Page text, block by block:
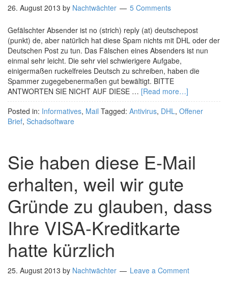
26. August 2013 by Nachtwächter 5 Comments
Gefälschter Absender ist no (strich) reply (at) deutschepost
(punkt) de, aber natürlich hat diese Spam nichts mit DHL oder der
Deutschen Post zu tun. Das Fälschen eines Absenders ist nun
einmal sehr leicht. Die sehr viel schwierigere Aufgabe,
einigermaßen ruckelfreies Deutsch zu schreiben, haben die
Spammer zugegebenermaßen gut bewältigt. BITTE
ANTWORTEN SIE NICHT AUF DIESE … [Read more…]
Posted in: Informatives, Mail Tagged: Antivirus, DHL, Offener
Brief, Schadsoftware
Sie haben diese E-Mail
erhalten, weil wir gute
Gründe zu glauben, dass
Ihre VISA-Kreditkarte
hatte kürzlich
25. August 2013 by Nachtwächter Leave a Comment